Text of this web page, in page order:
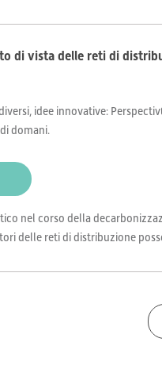
di vista delle reti di
idee innovative:
domani.
nel corso della
delle reti di distribuzione